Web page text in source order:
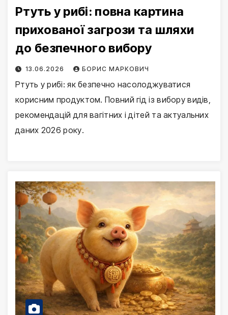
Ртуть у рибі: повна картина
прихованої загрози та шляхи
до безпечного вибору
13.06.2026 БОРИС МАРКОВИЧ
Ртуть у рибі: як безпечно насолоджуватися
корисним продуктом. Повний гід із вибору видів,
рекомендацій для вагітних і дітей та актуальних
даних 2026 року.